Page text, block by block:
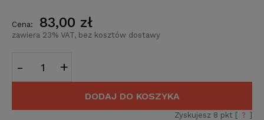
Cena: 83,00 zł
zawiera 23% VAT, bez kosztów dostawy
- +
DODAJ DO KOSZYKA
Zyskujesz 8 pkt [ ? ]